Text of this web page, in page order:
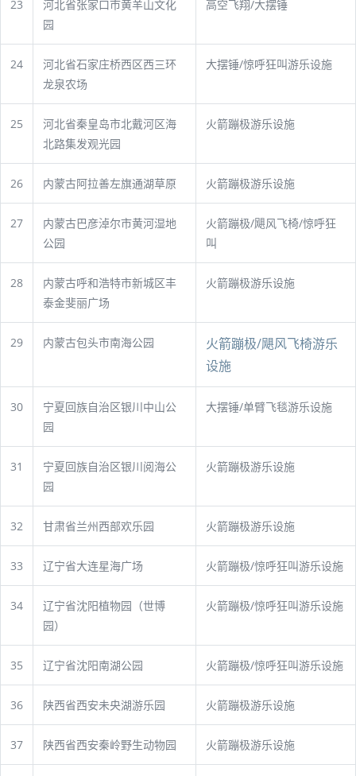
23
河北省张家口市黄羊山文化
园
高空飞翔/大摆锤
24
河北省石家庄桥西区西三环
龙泉农场
大摆锤/惊呼狂叫游乐设施
25
河北省秦皇岛市北戴河区海
北路集发观光园
火箭蹦极游乐设施
26 内蒙古阿拉善左旗通湖草原 火箭蹦极游乐设施
27
内蒙古巴彦淖尔市黄河湿地
公园
火箭蹦极/飓风飞椅/惊呼狂
叫
28
内蒙古呼和浩特市新城区丰
泰金斐丽广场
火箭蹦极游乐设施
29 内蒙古包头市南海公园
火箭蹦极/飓风飞椅游乐
设施
30
宁夏回族自治区银川中山公
园
大摆锤/单臂飞毯游乐设施
31
宁夏回族自治区银川阅海公
园
火箭蹦极游乐设施
32 甘肃省兰州西部欢乐园 火箭蹦极游乐设施
33 辽宁省大连星海广场 火箭蹦极/惊呼狂叫游乐设施
34
辽宁省沈阳植物园（世博
园）
火箭蹦极/惊呼狂叫游乐设施
35 辽宁省沈阳南湖公园 火箭蹦极/惊呼狂叫游乐设施
36 陕西省西安未央湖游乐园 火箭蹦极游乐设施
37 陕西省西安秦岭野生动物园 火箭蹦极游乐设施